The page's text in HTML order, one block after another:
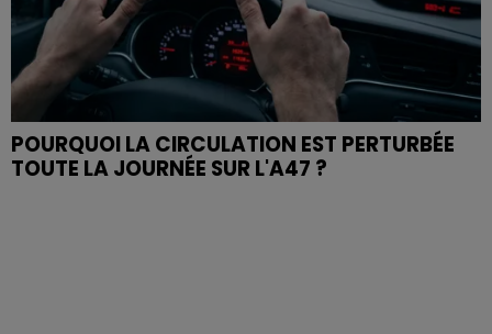
POURQUOI LA CIRCULATION EST PERTURBÉE
TOUTE LA JOURNÉE SUR L'A47 ?